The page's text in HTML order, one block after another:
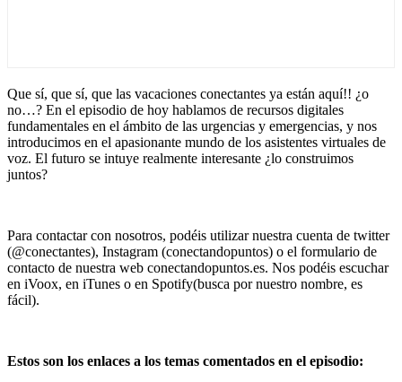
Que sí, que sí, que las vacaciones conectantes ya están aquí!! ¿o
no…? En el episodio de hoy hablamos de recursos digitales
fundamentales en el ámbito de las urgencias y emergencias, y nos
introducimos en el apasionante mundo de los asistentes virtuales de
voz. El futuro se intuye realmente interesante ¿lo construimos
juntos?
Para contactar con nosotros, podéis utilizar nuestra cuenta de twitter
(@conectantes), Instagram (conectandopuntos) o el formulario de
contacto de nuestra web conectandopuntos.es. Nos podéis escuchar
en iVoox, en iTunes o en Spotify(busca por nuestro nombre, es
fácil).
Estos son los enlaces a los temas comentados en el episodio: